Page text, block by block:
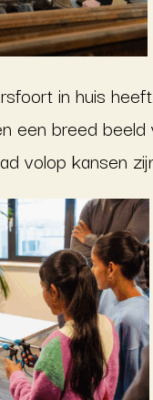
in huis heeft.
een breed
volop kansen